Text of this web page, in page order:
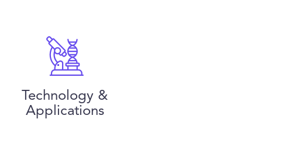
Technology &
Applications